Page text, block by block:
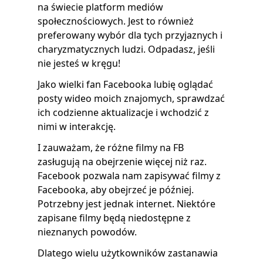
na świecie platform mediów
społecznościowych. Jest to również
preferowany wybór dla tych przyjaznych i
charyzmatycznych ludzi. Odpadasz, jeśli
nie jesteś w kręgu!
Jako wielki fan Facebooka lubię oglądać
posty wideo moich znajomych, sprawdzać
ich codzienne aktualizacje i wchodzić z
nimi w interakcję.
I zauważam, że różne filmy na FB
zasługują na obejrzenie więcej niż raz.
Facebook pozwala nam zapisywać filmy z
Facebooka, aby obejrzeć je później.
Potrzebny jest jednak internet. Niektóre
zapisane filmy będą niedostępne z
nieznanych powodów.
Dlatego wielu użytkowników zastanawia